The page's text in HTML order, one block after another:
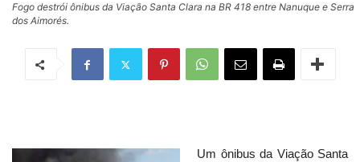
Fogo destrói ônibus da Viação Santa Clara na BR 418 entre Nanuque e Serra
dos Aimorés.
Um ônibus da Viação Santa